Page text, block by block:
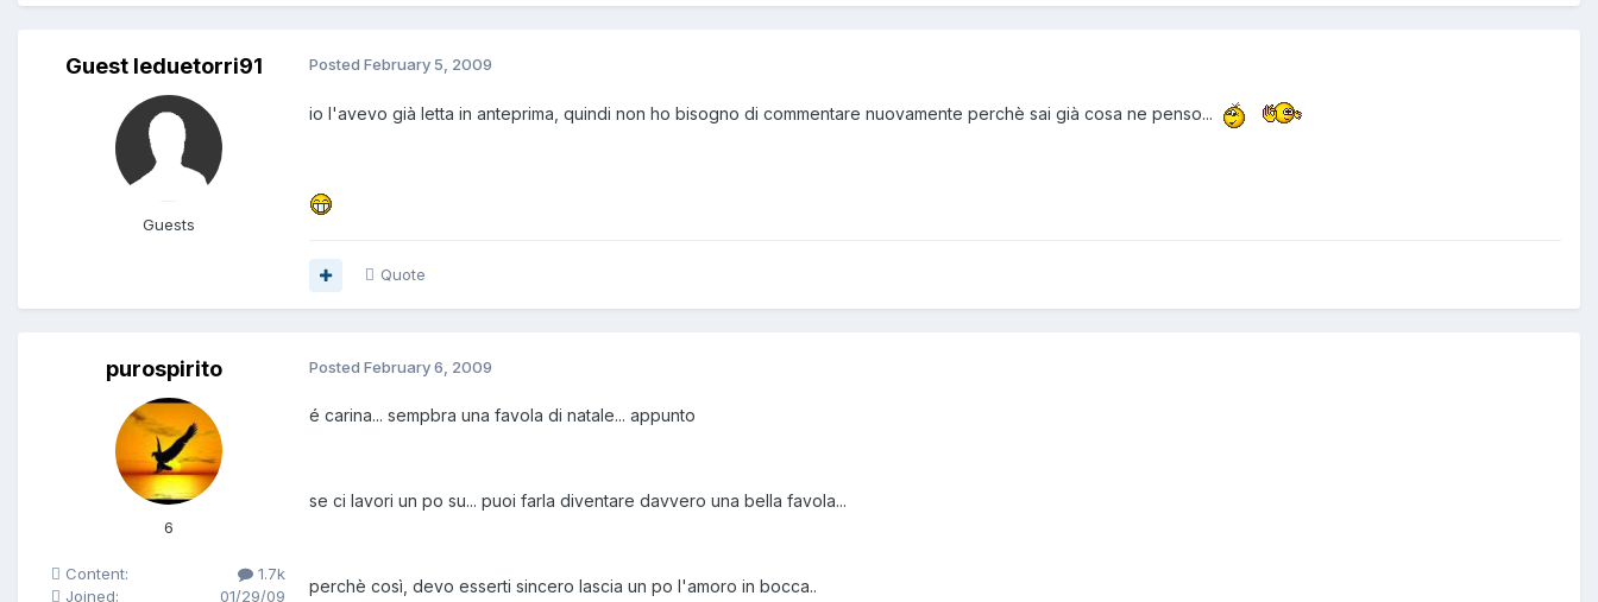
Guest leduetorri91
Guests
Posted February 5, 2009
io l'avevo già letta in anteprima, quindi non ho bisogno di commentare nuovamente perchè sai già cosa ne penso...
Quote
purospirito
6
Content:
1.7k
Joined:
01/29/09
Posted February 6, 2009
é carina... sempbra una favola di natale... appunto
se ci lavori un po su... puoi farla diventare davvero una bella favola...
perchè così, devo esserti sincero lascia un po l'amoro in bocca..